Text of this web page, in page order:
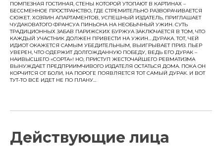
ПОМПЕЗНАЯ ГОСТИНАЯ, СТЕНЫ КОТОРОЙ УТОПАЮТ В КАРТИНАХ –
БЕССМЕННОЕ ПРОСТРАНСТВО, ГДЕ СТРЕМИТЕЛЬНО РАЗВОРАЧИВАЕТСЯ
СЮЖЕТ. ХОЗЯИН АПАРТАМЕНТОВ, УСПЕШНЫЙ ИЗДАТЕЛЬ, ПРИГЛАШАЕТ
ЧУДАКОВАТОГО ФРАНСУА ПИНЬОНА НА НЕОБЫЧНЫЙ УЖИН. СУТЬ
ТРАДИЦИОННЫХ ЗАБАВ ПАРИЖСКИХ БУРЖУА ЗАКЛЮЧАЕТСЯ В ТОМ, ЧТО
КАЖДЫЙ УЧАСТНИК ДОЛЖЕН ПРИВЕСТИ НА УЖИН… ДУРАКА. ТОТ, ЧЕЙ
ИДИОТ ОКАЖЕТСЯ САМЫМ УБЕДИТЕЛЬНЫМ, ВЫИГРЫВАЕТ ПРИЗ. ПЬЕР
УВЕРЕН, ЧТО ОДЕРЖИТ ДОЛГОЖДАННУЮ ПОБЕДУ, ВЕДЬ ЕГО ДУРАК –
НАИВЫСШЕГО «СОРТА»! НО, ПРИСТУП ЖЕСТОЧАЙШЕГО РЕВМАТИЗМА
ВЫНУЖДАЕТ ПРЕДПРИИМЧИВОГО ИЗДАТЕЛЯ ОСТАТЬСЯ ДОМА. ПОКА ОН
КОРЧИТСЯ ОТ БОЛИ, НА ПОРОГЕ ПОЯВЛЯЕТСЯ ТОТ САМЫЙ ДУРАК. И ВОТ
ТУТ-ТО ВСЁ ИДЕТ НЕ ПО ПЛАНУ…
Действующие лица